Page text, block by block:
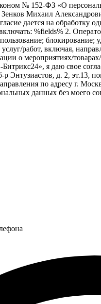
№ 152-ФЗ «О
Михаил
дается на обработку
%fields% 2.
работ, включая,
о мероприятиях/
я даю свое
д. 2, эт.13,
по адресу г.
данных без моего